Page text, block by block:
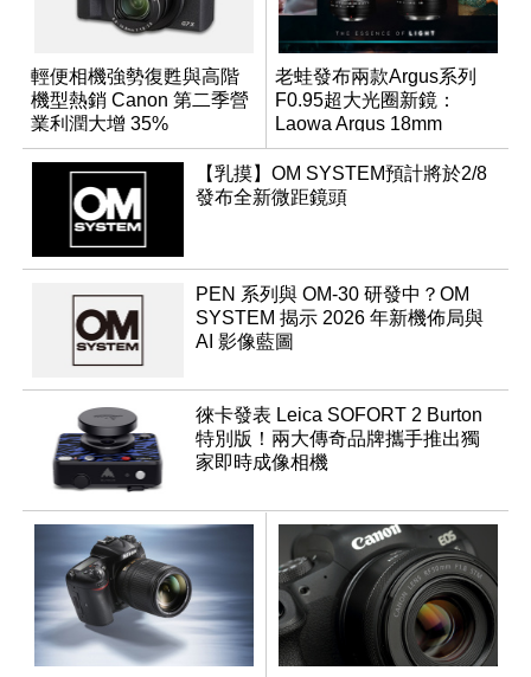
輕便相機強勢復甦與高階
機型熱銷 Canon 第二季營
業利潤大增 35%
老蛙發布兩款Argus系列
F0.95超大光圈新鏡：
Laowa Argus 18mm
f/0.95、25mm f/0.95
【乳摸】OM SYSTEM預計將於2/8
發布全新微距鏡頭
PEN 系列與 OM-30 研發中？OM
SYSTEM 揭示 2026 年新機佈局與
AI 影像藍圖
徠卡發表 Leica SOFORT 2 Burton
特別版！兩大傳奇品牌攜手推出獨
家即時成像相機